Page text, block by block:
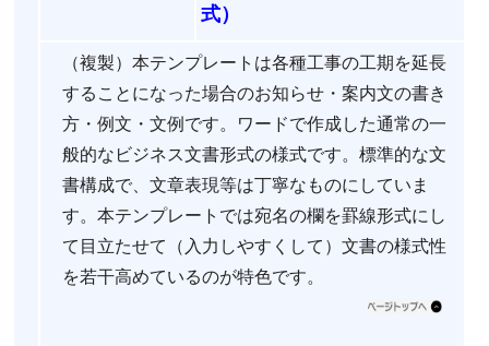
式）
（複製）本テンプレートは各種工事の工期を延長
することになった場合のお知らせ・案内文の書き
方・例文・文例です。ワードで作成した通常の一
般的なビジネス文書形式の様式です。標準的な文
書構成で、文章表現等は丁寧なものにしていま
す。本テンプレートでは宛名の欄を罫線形式にし
て目立たせて（入力しやすくして）文書の様式性
を若干高めているのが特色です。